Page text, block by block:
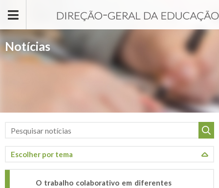
Notícias
O trabalho colaborativo em diferentes